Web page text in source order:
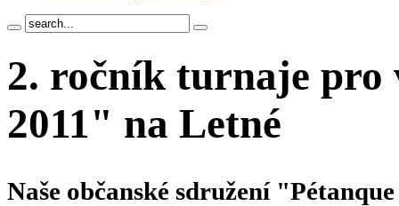
2. ročník turnaje pro
2011" na Letné
Naše občanské sdružení "